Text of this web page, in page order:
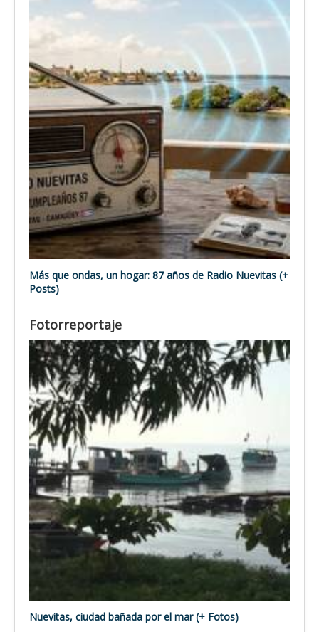
Más que ondas, un hogar: 87 años de Radio Nuevitas (+
Posts)
Fotorreportaje
Nuevitas, ciudad bañada por el mar (+ Fotos)